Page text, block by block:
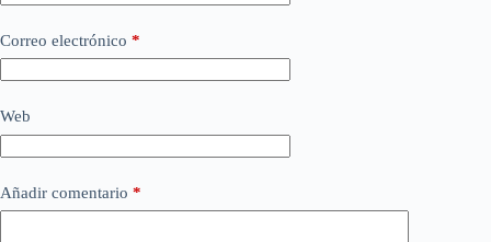
Correo electrónico *
Web
Añadir comentario *